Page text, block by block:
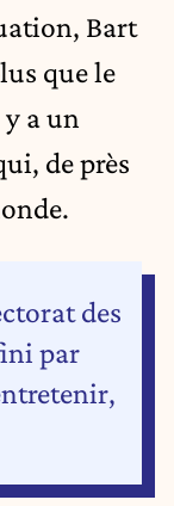
Bart
que le
a un
de près
des
par